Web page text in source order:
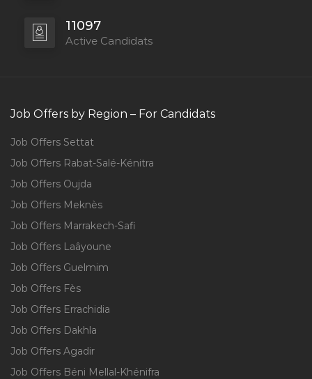
11097
Active Candidats
Job Offers by Region – For Candidats
Job Offers Settat
Job Offers Rabat-Salé-Kénitra
Job Offers Oujda
Job Offers Meknès
Job Offers Marrakech-Safi
Job Offers Laâyoune
Job Offers Guelmim
Job Offers Fès
Job Offers Errachidia
Job Offers Dakhla
Job Offers Agadir
Job Offers Béni Mellal-Khénifra